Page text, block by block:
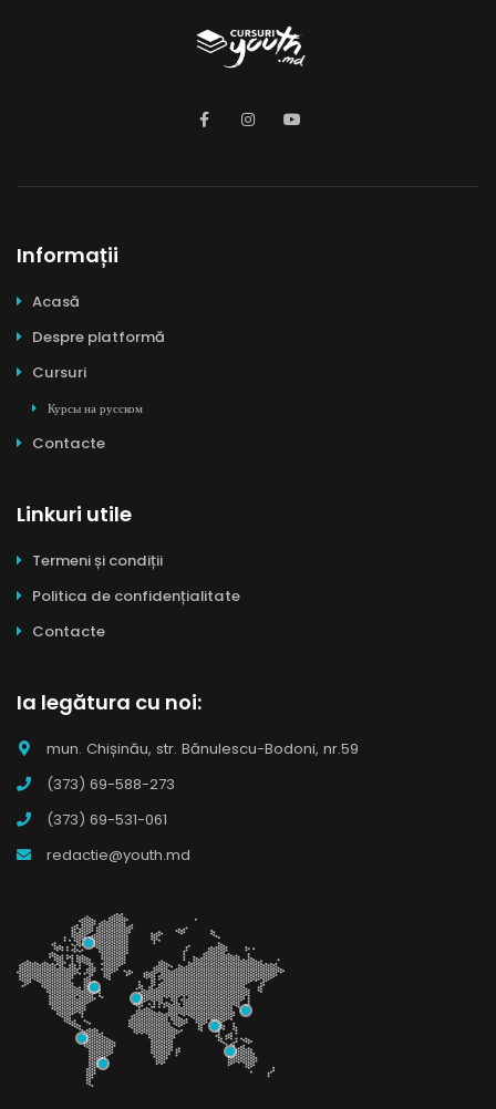
Informații
Acasă
Despre platformă
Cursuri
Курсы на русском
Contacte
Linkuri utile
Termeni și condiții
Politica de confidențialitate
Contacte
Ia legătura cu noi:
mun. Chișinău, str. Bănulescu-Bodoni, nr.59
(373) 69-588-273
(373) 69-531-061
redactie@youth.md